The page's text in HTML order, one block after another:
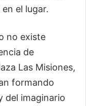
el lugar.
no existe
de
Las Misiones,
formando
del imaginario